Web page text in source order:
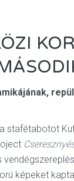
stafétabotot
képeket